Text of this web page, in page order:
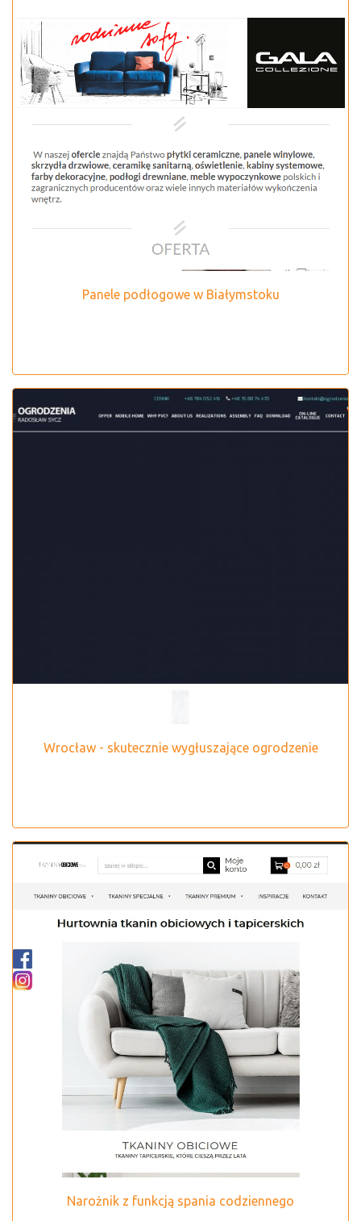
Panele podłogowe w Białymstoku
Wrocław - skutecznie wygłuszające ogrodzenie
Narożnik z funkcją spania codziennego